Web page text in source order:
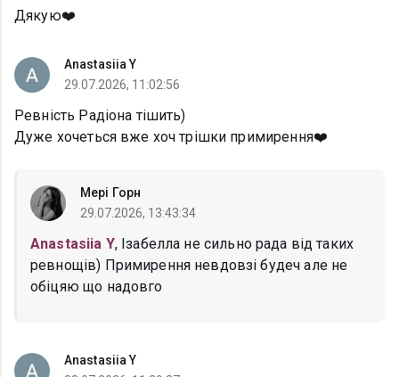
Дякую❤️
Anastasiia Y
29.07.2026, 11:02:56
Ревність Радіона тішить)
Дуже хочеться вже хоч трішки примирення❤️
Мері Горн
29.07.2026, 13:43:34
Anastasiia Y, Ізабелла не сильно рада від таких
ревнощів) Примирення невдовзі будеч але не
обіцяю що надовго
Anastasiia Y